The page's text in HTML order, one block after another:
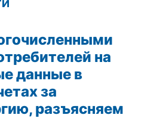
на
данные в
за
разъясняем